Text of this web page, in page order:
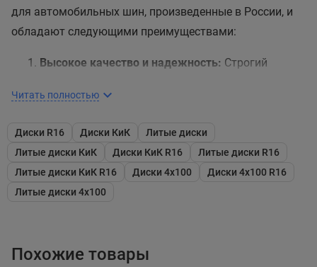
для автомобильных шин, произведенные в России, и
обладают следующими преимуществами:
Высокое качество и надежность: Строгий
гарантирует высокое качество и надежность
долговечности.
Легкий вес и механическая прочность:
литья дисков при низком давлении обеспечивает
легкий вес и высокую механическую прочность,
топлива.
Читать полностью
Диски R16 Диски КиК
Литые диски
Литые диски КиК
Диски КиК R16
Литые диски R16
Литые диски КиК R16
Диски 4x100
Диски 4x100 R16
Литые диски 4x100
Похожие товары